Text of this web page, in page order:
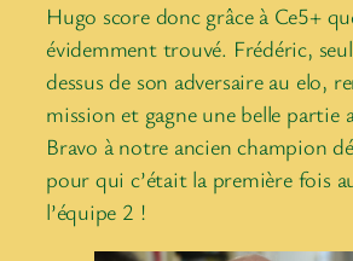
Hugo score donc grâce à Ce5+
évidemment trouvé. Frédéric,
dessus de son adversaire au elo,
mission et gagne une belle partie
Bravo à notre ancien champion
pour qui c’était la première fois
l’équipe 2 !